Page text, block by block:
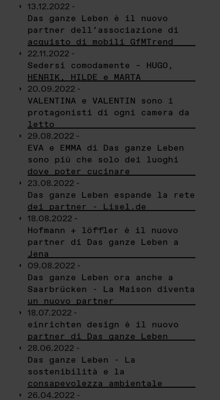
13.12.2022 -
Das ganze Leben è il nuovo
partner dell’associazione di
acquisto di mobili GfMTrend
22.11.2022 -
Sedersi comodamente – HUGO,
HENRIK, HILDE e MARTA
20.09.2022 -
VALENTINA e VALENTIN sono i
protagonisti di ogni camera da
letto
29.08.2022 -
EVA e EMMA di Das ganze Leben
sono più che solo dei luoghi
dove poter cucinare
23.08.2022 -
Das ganze Leben espande la rete
dei partner - Lisel.de
18.08.2022 -
Hofmann + löffler è il nuovo
partner di Das ganze Leben a
Jena
09.08.2022 -
Das ganze Leben ora anche a
Saarbrücken - La Maison diventa
un nuovo partner
18.07.2022 -
einrichten design è il nuovo
partner di Das ganze Leben
28.06.2022 -
Das ganze Leben - La
sostenibilità e la
consapevolezza ambientale
26.04.2022 -